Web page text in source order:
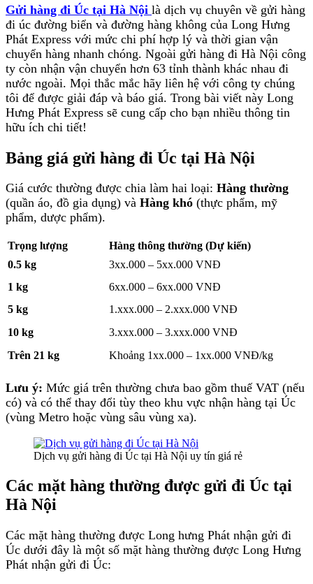
Gửi hàng đi Úc tại Hà Nội là dịch vụ chuyên về gửi hàng
đi úc đường biển và đường hàng không của Long Hưng
Phát Express với mức chi phí hợp lý và thời gian vận
chuyển hàng nhanh chóng. Ngoài gửi hàng đi Hà Nội công
ty còn nhận vận chuyển hơn 63 tỉnh thành khác nhau đi
nước ngoài. Mọi thắc mắc hãy liên hệ với công ty chúng
tôi để được giải đáp và báo giá. Trong bài viết này Long
Hưng Phát Express sẽ cung cấp cho bạn nhiều thông tin
hữu ích chi tiết!
Bảng giá gửi hàng đi Úc tại Hà Nội
Giá cước thường được chia làm hai loại: Hàng thường
(quần áo, đồ gia dụng) và Hàng khó (thực phẩm, mỹ
phẩm, dược phẩm).
Trọng lượng
Hàng thông thường (Dự kiến)
0.5 kg
3xx.000 – 5xx.000 VNĐ
1 kg
6xx.000 – 6xx.000 VNĐ
5 kg
1.xxx.000 – 2.xxx.000 VNĐ
10 kg
3.xxx.000 – 3.xxx.000 VNĐ
Trên 21 kg
Khoảng 1xx.000 – 1xx.000 VNĐ/kg
Lưu ý: Mức giá trên thường chưa bao gồm thuế VAT (nếu
có) và có thể thay đổi tùy theo khu vực nhận hàng tại Úc
(vùng Metro hoặc vùng sâu vùng xa).
Dịch vụ gửi hàng đi Úc tại Hà Nội uy tín giá rẻ
Các mặt hàng thường được gửi đi Úc tại
Hà Nội
Các mặt hàng thường được Long hưng Phát nhận gửi đi
Úc dưới đây là một số mặt hàng thường được Long Hưng
Phát nhận gửi đi Úc: